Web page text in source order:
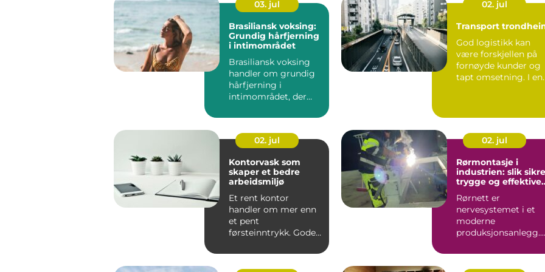
03. jul
Brasiliansk voksing:
Grundig hårfjerning
i intimområdet
Brasiliansk voksing
handler om grundig
hårfjerning i
intimområdet, der
02. jul
Transport
God logistikk kan
være forskjellen på
fornøyde kunder og
tapt omsetning. I en
02. jul
Kontorvask som
skaper et bedre
arbeidsmiljø
Et rent kontor
handler om mer enn
et pent
førsteinntrykk. Gode
kan bidra til ...
02. jul
Rørmontasje i
industrien: slik
trygge og effektive
Rørnett er
nervesystemet i et
moderne
produksjonsanlegg.
rørmontasje stopper
både ...